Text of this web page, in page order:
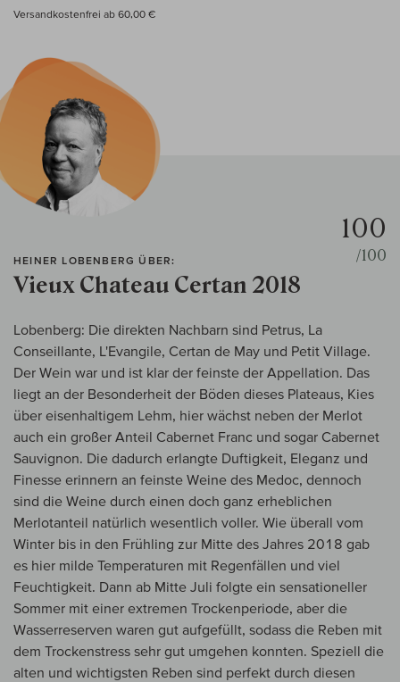
Versandkostenfrei ab 60,00 €
HEINER LOBENBERG ÜBER:
Vieux Chateau Certan 2018
100
/100
Lobenberg: Die direkten Nachbarn sind Petrus, La
Conseillante, L'Evangile, Certan de May und Petit Village.
Der Wein war und ist klar der feinste der Appellation. Das
liegt an der Besonderheit der Böden dieses Plateaus, Kies
über eisenhaltigem Lehm, hier wächst neben der Merlot
auch ein großer Anteil Cabernet Franc und sogar Cabernet
Sauvignon. Die dadurch erlangte Duftigkeit, Eleganz und
Finesse erinnern an feinste Weine des Medoc, dennoch
sind die Weine durch einen doch ganz erheblichen
Merlotanteil natürlich wesentlich voller. Wie überall vom
Winter bis in den Frühling zur Mitte des Jahres 2018 gab
es hier milde Temperaturen mit Regenfällen und viel
Feuchtigkeit. Dann ab Mitte Juli folgte ein sensationeller
Sommer mit einer extremen Trockenperiode, aber die
Wasserreserven waren gut aufgefüllt, sodass die Reben mit
dem Trockenstress sehr gut umgehen konnten. Speziell die
alten und wichtigsten Reben sind perfekt durch diesen